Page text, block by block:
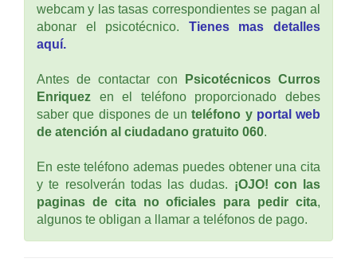
webcam y las tasas correspondientes se pagan al
abonar el psicotécnico. Tienes mas detalles
aquí.
Antes de contactar con
Psicotécnicos Curros
Enriquez en el teléfono proporcionado debes
saber que dispones de unteléfono y portal web
de atención al ciudadano gratuito 060.
En este teléfono ademas puedes obtener una cita
y te resolverán todas las dudas. ¡OJO! con las
paginas de cita no oficiales para pedir cita,
algunos te obligan a llamar a teléfonos de pago.